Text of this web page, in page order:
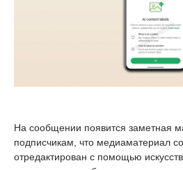
На сообщении появится заметная
подписчикам, что медиаматериал
отредактирован с помощью